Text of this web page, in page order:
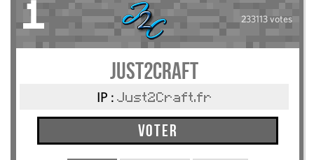
1 233113 votes
Just2Craft
IP : Just2Craft.fr
Voter